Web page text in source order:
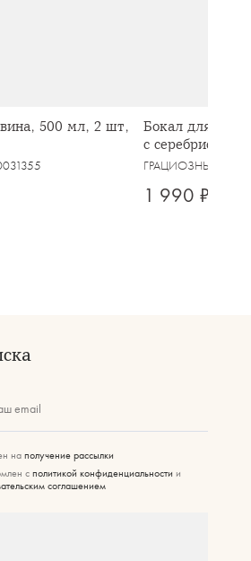
500 мл, 2 шт,
Бокал для
с серебристым
ГРАЦИОЗНЫЕ
1 990 ₽
email
на получение рассылки
с политикой конфиденциальности и
соглашением